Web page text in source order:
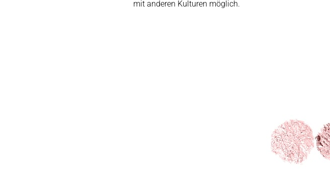
mit anderen Kulturen möglich.